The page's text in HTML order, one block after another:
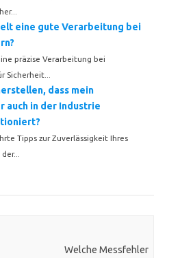
eine gute Verarbeitung bei
präzise Verarbeitung bei
Sicherheit...
dass mein
auch in der Industrie
Tipps zur Zuverlässigkeit Ihres
Welche Messfehler